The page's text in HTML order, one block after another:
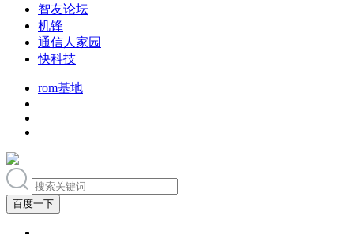
智友论坛
机锋
通信人家园
快科技
rom基地
百度一下